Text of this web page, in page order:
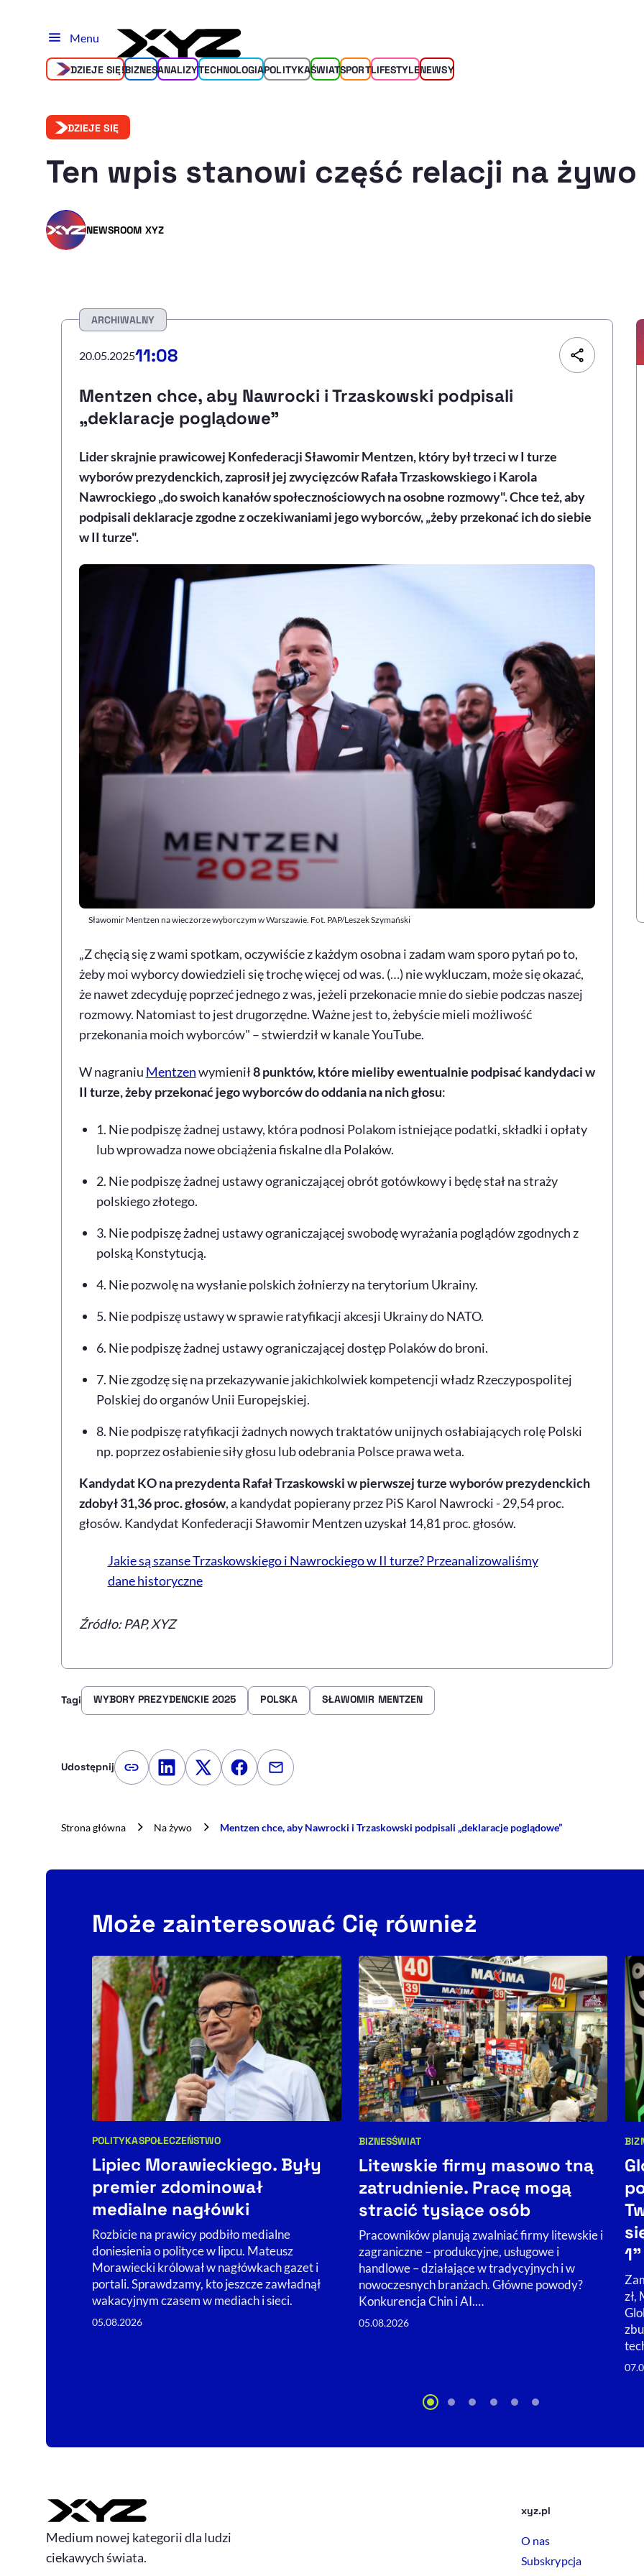
Menu
DZIEJE SIĘ!BIZNESANALIZYTECHNOLOGIAPOLITYKAŚWIATSPORTLIFESTYLENEWSY
DZIEJE SIĘ
Ten wpis stanowi część relacji na
NEWSROOM XYZ
ARCHIWALNY
20.05.202511:08
Mentzen chce, aby Nawrocki i Trzaskowski podpisali
„deklaracje poglądowe"
Lider skrajnie prawicowej Konfederacji Sławomir Mentzen, który był trzeci w I turze
wyborów prezydenckich, zaprosił jej zwycięzców Rafała Trzaskowskiego i Karola
Nawrockiego „do swoich kanałów społecznościowych na osobne rozmowy". Chce też, aby
podpisali deklaracje zgodne z oczekiwaniami jego wyborców, „żeby przekonać ich do siebie
w II turze".
Sławomir Mentzen na wieczorze wyborczym w Warszawie. Fot. PAP/Leszek Szymański
„Z chęcią się z wami spotkam, oczywiście z każdym osobna i zadam wam sporo pytań po to,
żeby moi wyborcy dowiedzieli się trochę więcej od was. (…) nie wykluczam, może się okazać,
że nawet zdecyduję poprzeć jednego z was, jeżeli przekonacie mnie do siebie podczas naszej
rozmowy. Natomiast to jest drugorzędne. Ważne jest to, żebyście mieli możliwość
przekonania moich wyborców" – stwierdził w kanale YouTube.
W nagraniu Mentzenwymienił8 punktów, które mieliby ewentualnie podpisać kandydaci w
II turze, żeby przekonać jego wyborców do oddania na nich głosu:
1. Nie podpiszę żadnej ustawy, która podnosi Polakom istniejące podatki, składki i opłaty
lub wprowadza nowe obciążenia fiskalne dla Polaków.
2. Nie podpiszę żadnej ustawy ograniczającej obrót gotówkowy i będę stał na straży
polskiego złotego.
3. Nie podpiszę żadnej ustawy ograniczającej swobodę wyrażania poglądów zgodnych z
polską Konstytucją.
4. Nie pozwolę na wysłanie polskich żołnierzy na terytorium Ukrainy.
5. Nie podpiszę ustawy w sprawie ratyfikacji akcesji Ukrainy do NATO.
6. Nie podpiszę żadnej ustawy ograniczającej dostęp Polaków do broni.
7. Nie zgodzę się na przekazywanie jakichkolwiek kompetencji władz Rzeczypospolitej
Polskiej do organów Unii Europejskiej.
8. Nie podpiszę ratyfikacji żadnych nowych traktatów unijnych osłabiających rolę Polski
np. poprzez osłabienie siły głosu lub odebrania Polsce prawa weta.
Kandydat KO na prezydenta Rafał Trzaskowski w pierwszej turze wyborów prezydenckich
zdobył 31,36 proc. głosów, a kandydat popierany przez PiS Karol Nawrocki - 29,54 proc.
głosów. Kandydat Konfederacji Sławomir Mentzen uzyskał 14,81 proc. głosów.
Jakie są szanse Trzaskowskiego i Nawrockiego w II turze? Przeanalizowaliśmy
dane historyczne
Źródło: PAP, XYZ
Tagi WYBORY PREZYDENCKIE 2025 POLSKA SŁAWOMIR MENTZEN
Udostępnij Kopiuj link artykułu
Udostępnij na LinkedIn
Udostępnij na Twitterze
Udostępnij na Facebooku
Udostępnij przez e-mail
Strona główna Na żywo Mentzen chce, aby Nawrocki i Trzaskowski podpisali „deklaracje poglądowe”
Może zainteresować Cię również
Kategorie artykułu:
POLITYKASPOŁECZEŃSTWO
Lipiec Morawieckiego. Były
premier zdominował
medialne nagłówki
Rozbicie na prawicy podbiło medialne
doniesienia o polityce w lipcu. Mateusz
Morawiecki królował w nagłówkach gazet i
portali. Sprawdzamy, kto jeszcze zawładnął
wakacyjnym czasem w mediach i sieci.
05.08.2026
Kategorie artykułu:
BIZNESŚWIAT
Litewskie firmy masowo tną
zatrudnienie. Pracę mogą
stracić tysiące osób
Pracowników planują zwalniać firmy litewskie i
zagraniczne – produkcyjne, usługowe i
handlowe – działające w tradycyjnych i w
nowoczesnych branżach. Główne powody?
Konkurencja Chin i AI.…
05.08.2026
1”
zł,
Medium nowej kategorii dla ludzi
ciekawych świata.
xyz.pl
O nas
Subskrypcja